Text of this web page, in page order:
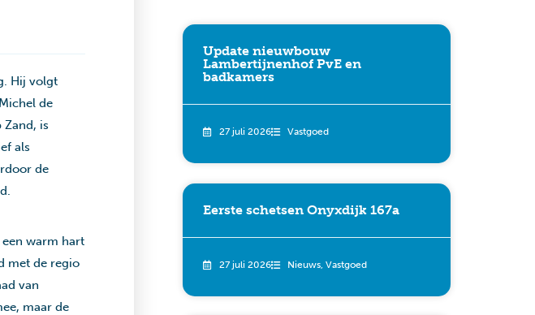
Hij volgt
de
is
als
de
warm hart
met de regio
van
maar de
Update nieuwbouw
Lambertijnenhof PvE en
badkamers
27 juli 2026 Vastgoed
Eerste schetsen Onyxdijk 167a
27 juli 2026 Nieuws, Vastgoed